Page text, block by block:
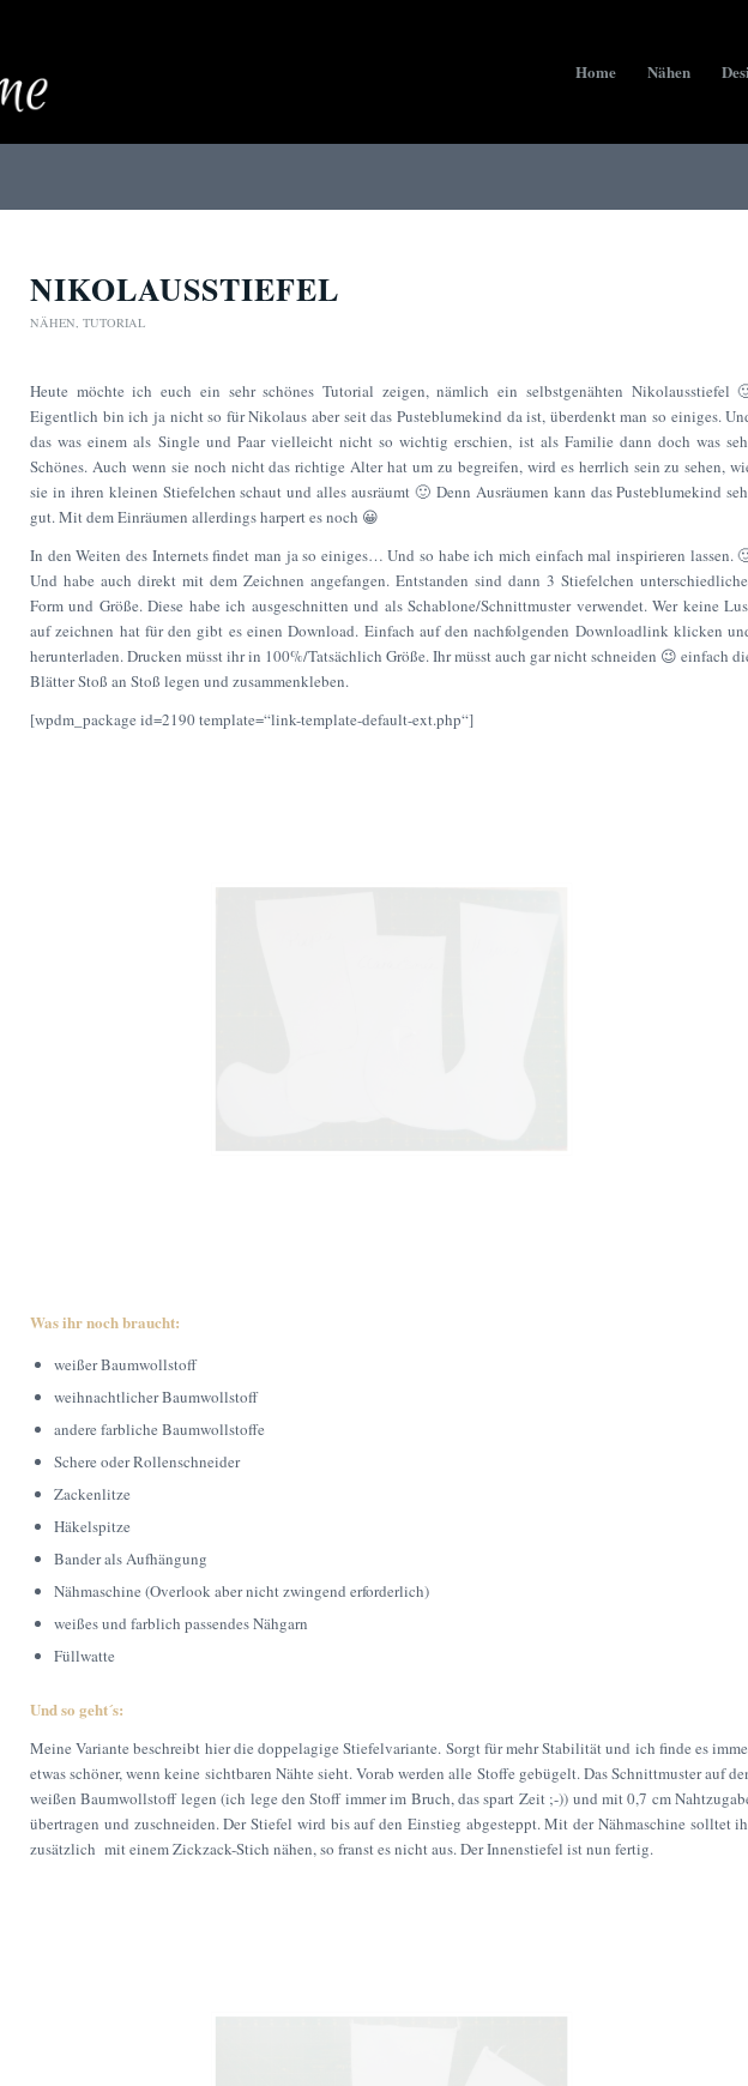
Home Nähen
NIKOLAUSSTIEFEL
NÄHEN, TUTORIAL
Heute möchte ich euch ein sehr schönes Tutorial zeigen, nämlich ein selbstgenähten Nikolausstiefel
Eigentlich bin ich ja nicht so für Nikolaus aber seit das Pusteblumekind da ist, überdenkt man so einiges.
das was einem als Single und Paar vielleicht nicht so wichtig erschien, ist als Familie dann doch was
Schönes. Auch wenn sie noch nicht das richtige Alter hat um zu begreifen, wird es herrlich sein zu sehen,
sie in ihren kleinen Stiefelchen schaut und alles ausräumt 🙂 Denn Ausräumen kann das Pusteblumekind
gut. Mit dem Einräumen allerdings harpert es noch 😀
In den Weiten des Internets findet man ja so einiges… Und so habe ich mich einfach mal inspirieren lassen.
Und habe auch direkt mit dem Zeichnen angefangen. Entstanden sind dann 3 Stiefelchen
Form und Größe. Diese habe ich ausgeschnitten und als Schablone/Schnittmuster verwendet. Wer keine
auf zeichnen hat für den gibt es einen Download. Einfach auf den nachfolgenden Downloadlink klicken
herunterladen. Drucken müsst ihr in 100%/Tatsächlich Größe. Ihr müsst auch gar nicht schneiden 😉 einfach
Blätter Stoß an Stoß legen und zusammenkleben.
[wpdm_package id=2190 template=“link-template-default-ext.php“]
Was ihr noch braucht:
weißer Baumwollstoff
weihnachtlicher Baumwollstoff
andere farbliche Baumwollstoffe
Schere oder Rollenschneider
Zackenlitze
Häkelspitze
Bander als Aufhängung
Nähmaschine (Overlook aber nicht zwingend erforderlich)
weißes und farblich passendes Nähgarn
Füllwatte
Und so geht´s:
Meine Variante beschreibt hier die doppelagige Stiefelvariante. Sorgt für mehr Stabilität und ich finde es
etwas schöner, wenn keine sichtbaren Nähte sieht. Vorab werden alle Stoffe gebügelt. Das Schnittmuster auf
weißen Baumwollstoff legen (ich lege den Stoff immer im Bruch, das spart Zeit ;-)) und mit 0,7 cm
übertragen und zuschneiden. Der Stiefel wird bis auf den Einstieg abgesteppt. Mit der Nähmaschine solltet
zusätzlich mit einem Zickzack-Stich nähen, so franst es nicht aus. Der Innenstiefel ist nun fertig.